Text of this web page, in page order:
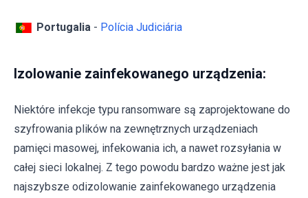
Portugalia - Polícia Judiciária
Izolowanie zainfekowanego urządzenia:
Niektóre infekcje typu ransomware są zaprojektowane do
szyfrowania plików na zewnętrznych urządzeniach
pamięci masowej, infekowania ich, a nawet rozsyłania w
całej sieci lokalnej. Z tego powodu bardzo ważne jest jak
najszybsze odizolowanie zainfekowanego urządzenia